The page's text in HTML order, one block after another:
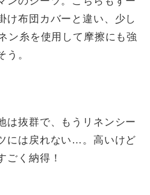
け布団カバーと違い、少し
ン糸を使用して摩擦にも強
う。
は抜群で、もうリネンシー
には戻れない…。高いけど
ごく納得！